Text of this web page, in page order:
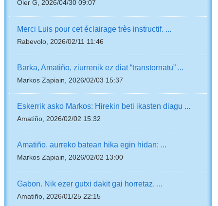
Oier G, 2026/04/30 09:07
Merci Luis pour cet éclairage très instructif. ...
Rabevolo, 2026/02/11 11:46
Barka, Amatiño, ziurrenik ez diat “transtornatu” ...
Markos Zapiain, 2026/02/03 15:37
Eskerrik asko Markos: Hirekin beti ikasten diagu ...
Amatiño, 2026/02/02 15:32
Amatiño, aurreko batean hika egin hidan; ...
Markos Zapiain, 2026/02/02 13:00
Gabon. Nik ezer gutxi dakit gai horretaz. ...
Amatiño, 2026/01/25 22:15